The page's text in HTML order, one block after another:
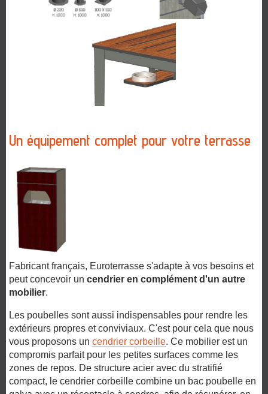
Un équipement complet pour votre terrasse
Fabricant français, Euroterrasse s'adapte à vos besoins et
peut concevoir un cendrier en complément d'un autre
mobilier.
Les poubelles sont aussi indispensables pour rendre les
extérieurs propres et conviviaux. C'est pour cela que nous
vous proposons un cendrier corbeille. Ce mobilier est un
compromis parfait pour les petites surfaces comme les
zones de repos. De structure acier avec du stratifié
compact, le cendrier corbeille combine un bac poubelle en